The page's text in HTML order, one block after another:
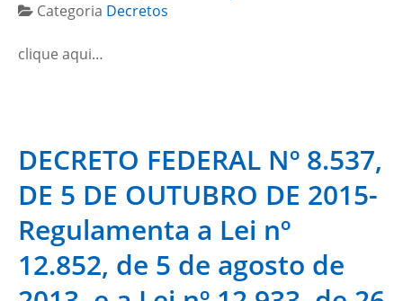
Categoria Decretos
clique aqui…
DECRETO FEDERAL Nº 8.537,
DE 5 DE OUTUBRO DE 2015-
Regulamenta a Lei nº
12.852, de 5 de agosto de